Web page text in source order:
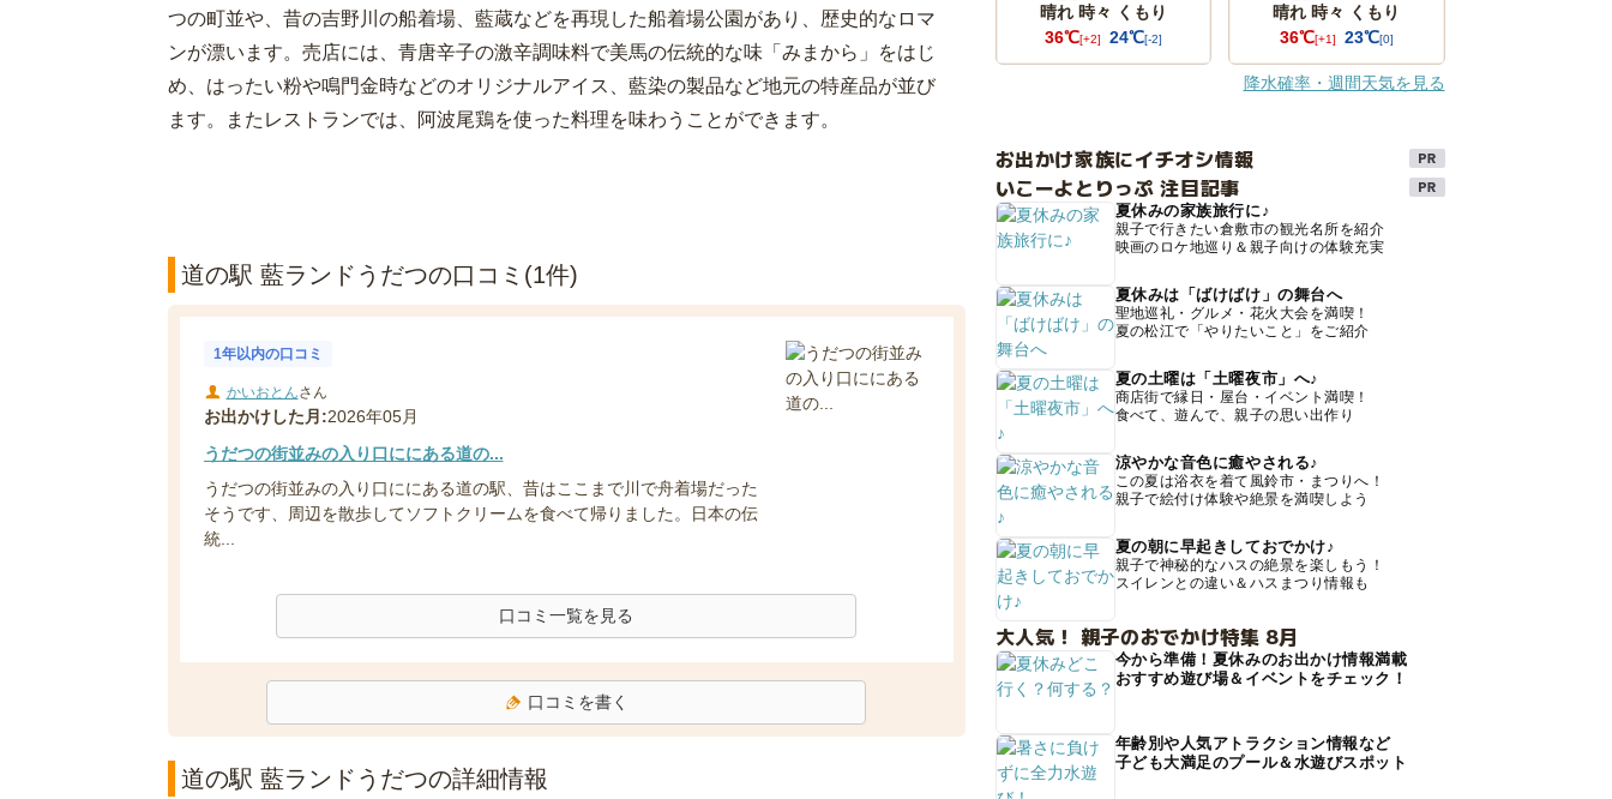
つの町並や、昔の吉野川の船着場、藍蔵などを再現した船着場公園があり、歴史的なロマ
ンが漂います。売店には、青唐辛子の激辛調味料で美馬の伝統的な味「みまから」をはじ
め、はったい粉や鳴門金時などのオリジナルアイス、藍染の製品など地元の特産品が並び
ます。またレストランでは、阿波尾鶏を使った料理を味わうことができます。
道の駅 藍ランドうだつの口コミ(1件)
1年以内の口コミ
かいおとんさん
お出かけした月:2026年05月
うだつの街並みの入り口ににある道の...
うだつの街並みの入り口ににある道の駅、昔はここまで川で舟着場だった
そうです、周辺を散歩してソフトクリームを食べて帰りました。日本の伝
統...
口コミ一覧を見る
口コミを書く
道の駅 藍ランドうだつの詳細情報
晴れ 時々 くもり
36℃[+2] 24℃[-2]
晴れ 時々 くもり
36℃[+1] 23℃[0]
降水確率・週間天気を見る
お出かけ家族にイチオシ情報
いこーよとりっぷ 注目記事
夏休みの家族旅行に♪
親子で行きたい倉敷市の観光名所を紹介
映画のロケ地巡り＆親子向けの体験充実
夏休みは「ばけばけ」の舞台へ
聖地巡礼・グルメ・花火大会を満喫！
夏の松江で「やりたいこと」をご紹介
夏の土曜は「土曜夜市」へ♪
商店街で縁日・屋台・イベント満喫！
食べて、遊んで、親子の思い出作り
涼やかな音色に癒やされる♪
この夏は浴衣を着て風鈴市・まつりへ！
親子で絵付け体験や絶景を満喫しよう
夏の朝に早起きしておでかけ♪
親子で神秘的なハスの絶景を楽しもう！
スイレンとの違い＆ハスまつり情報も
大人気！ 親子のおでかけ特集 8月
今から準備！夏休みのお出かけ情報満載
おすすめ遊び場＆イベントをチェック！
年齢別や人気アトラクション情報など
子ども大満足のプール＆水遊びスポット